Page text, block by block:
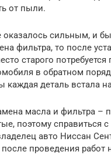
от пыли.
оказалось сильным, и
фильтра, то после
старого потребуется
в обратном
каждая деталь встала
масла и фильтра –
поэтому справиться
авто Ниссан
проведения работ